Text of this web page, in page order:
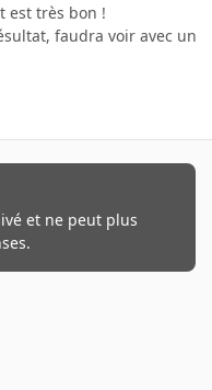
est très bon !
faudra voir avec un
et ne peut plus